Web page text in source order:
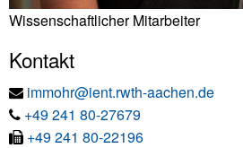
Wissenschaftlicher Mitarbeiter
Kontakt
E-
Mail
immohr@ient.rwth-aachen.de
Tel
+49 241 80-27679
Fax
+49 241 80-22196